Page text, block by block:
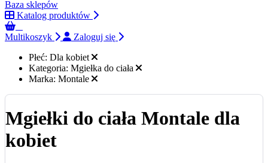
Baza sklepów
Katalog produktów
Multikoszyk
Zaloguj się
Płeć: Dla kobiet
Kategoria: Mgiełka do ciała
Marka: Montale
Mgiełki do ciała Montale dla
kobiet